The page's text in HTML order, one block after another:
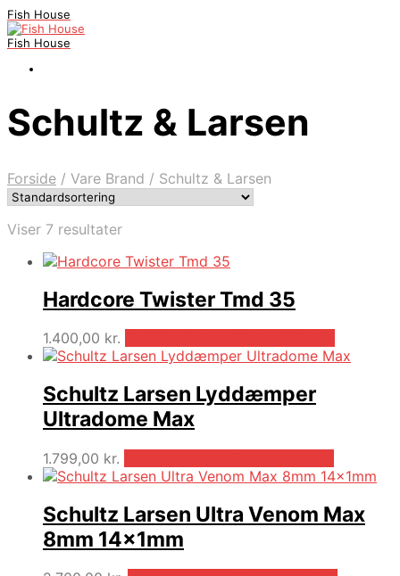
Fish House
Fish House
Schultz & Larsen
Forside / Vare Brand / Schultz & Larsen
Viser 7 resultater
Hardcore Twister Tmd 35
1.400,00 kr.
Schultz Larsen Lyddæmper
Ultradome Max
1.799,00 kr.
Schultz Larsen Ultra Venom Max
8mm 14x1mm